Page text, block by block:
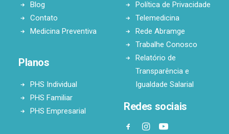
Blog
Contato
Medicina Preventiva
Planos
PHS Individual
PHS Familiar
PHS Empresarial
Política de Privacidade
Telemedicina
Rede Abramge
Trabalhe Conosco
Relatório de
Transparência e
Igualdade Salarial
Redes sociais